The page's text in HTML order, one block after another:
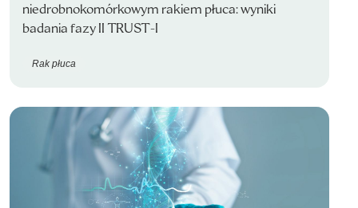
niedrobnokomórkowym rakiem płuca: wyniki
badania fazy II TRUST-I
Rak płuca